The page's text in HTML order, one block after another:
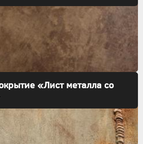
«Лист металла со